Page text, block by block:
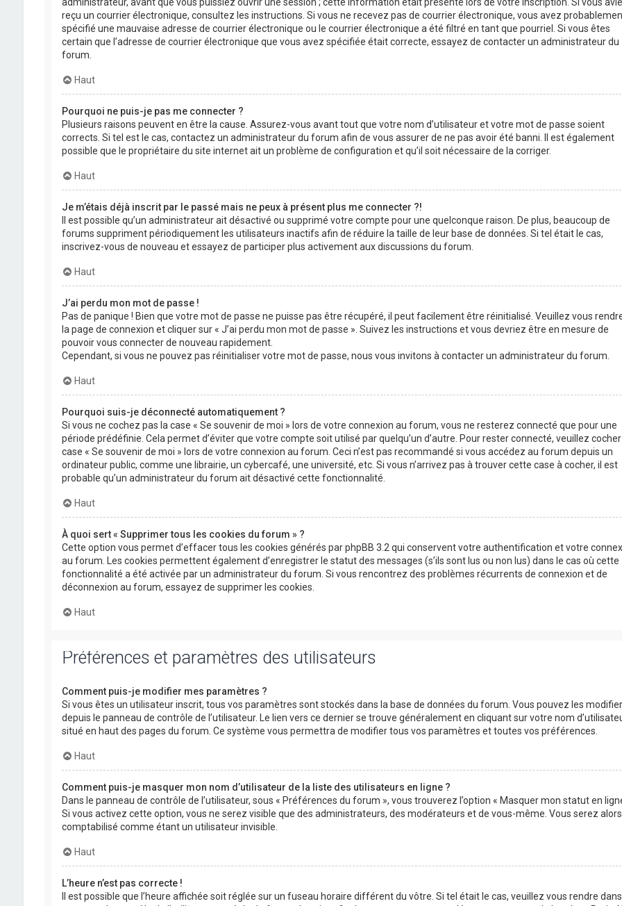
reçu un courrier électronique, consultez les instructions. Si vous ne recevez pas de courrier électronique, vous avez
spécifié une mauvaise adresse de courrier électronique ou le courrier électronique a été filtré en tant que pourriel. Si vous êtes
certain que l’adresse de courrier électronique que vous avez spécifiée était correcte, essayez de contacter un administrateur du
forum.
Haut
Pourquoi ne puis-je pas me connecter ?
Plusieurs raisons peuvent en être la cause. Assurez-vous avant tout que votre nom d’utilisateur et votre mot de passe soient
corrects. Si tel est le cas, contactez un administrateur du forum afin de vous assurer de ne pas avoir été banni. Il est également
possible que le propriétaire du site internet ait un problème de configuration et qu’il soit nécessaire de la corriger.
Haut
Je m’étais déjà inscrit par le passé mais ne peux à présent plus me connecter ?!
Il est possible qu’un administrateur ait désactivé ou supprimé votre compte pour une quelconque raison. De plus, beaucoup de
forums suppriment périodiquement les utilisateurs inactifs afin de réduire la taille de leur base de données. Si tel était le cas,
inscrivez-vous de nouveau et essayez de participer plus activement aux discussions du forum.
Haut
J’ai perdu mon mot de passe !
Pas de panique ! Bien que votre mot de passe ne puisse pas être récupéré, il peut facilement être réinitialisé. Veuillez vous
la page de connexion et cliquer sur « J’ai perdu mon mot de passe ». Suivez les instructions et vous devriez être en mesure de
pouvoir vous connecter de nouveau rapidement.
Cependant, si vous ne pouvez pas réinitialiser votre mot de passe, nous vous invitons à contacter un administrateur du forum.
Haut
Pourquoi suis-je déconnecté automatiquement ?
Si vous ne cochez pas la case « Se souvenir de moi » lors de votre connexion au forum, vous ne resterez connecté que pour une
période prédéfinie. Cela permet d’éviter que votre compte soit utilisé par quelqu’un d’autre. Pour rester connecté, veuillez cocher
case « Se souvenir de moi » lors de votre connexion au forum. Ceci n’est pas recommandé si vous accédez au forum depuis un
ordinateur public, comme une librairie, un cybercafé, une université, etc. Si vous n’arrivez pas à trouver cette case à cocher, il est
probable qu’un administrateur du forum ait désactivé cette fonctionnalité.
Haut
À quoi sert « Supprimer tous les cookies du forum » ?
Cette option vous permet d’effacer tous les cookies générés par phpBB 3.2 qui conservent votre authentification et votre
au forum. Les cookies permettent également d’enregistrer le statut des messages (s’ils sont lus ou non lus) dans le cas où cette
fonctionnalité a été activée par un administrateur du forum. Si vous rencontrez des problèmes récurrents de connexion et de
déconnexion au forum, essayez de supprimer les cookies.
Haut
Préférences et paramètres des utilisateurs
Comment puis-je modifier mes paramètres ?
Si vous êtes un utilisateur inscrit, tous vos paramètres sont stockés dans la base de données du forum. Vous pouvez les modifier
depuis le panneau de contrôle de l’utilisateur. Le lien vers ce dernier se trouve généralement en cliquant sur votre nom
situé en haut des pages du forum. Ce système vous permettra de modifier tous vos paramètres et toutes vos préférences.
Haut
Comment puis-je masquer mon nom d’utilisateur de la liste des utilisateurs en ligne ?
Dans le panneau de contrôle de l’utilisateur, sous « Préférences du forum », vous trouverez l’option « Masquer mon statut en
Si vous activez cette option, vous ne serez visible que des administrateurs, des modérateurs et de vous-même. Vous serez alors
comptabilisé comme étant un utilisateur invisible.
Haut
L’heure n’est pas correcte !
Il est possible que l’heure affichée soit réglée sur un fuseau horaire différent du vôtre. Si tel était le cas, veuillez vous rendre